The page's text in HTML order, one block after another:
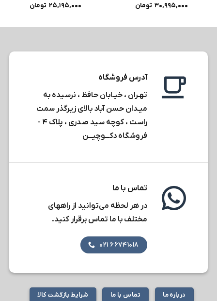
نمره۴
۳۰,۹۹۵,۰۰۰ تومان نمره۴
۲۵,۱۹۵,۰۰۰ تومان
آدرس فروشگاه
تهـران ، خیـابان حافظ ، نرسیده به
میـدان حسن آباد بالای زیرگذر سمت
راست ، کوچه سید صدری ، پلاک ۴ -
فروشگاه دکـــوچیـــن
تماس با ما
در هر لحظه می‌توانید از راههای
مختلف با ما تماس برقرار کنید.
۶۶۷۴۱۰۱۸ ۰۲۱
درباره ما تماس با ما شرایط بازگشت کالا